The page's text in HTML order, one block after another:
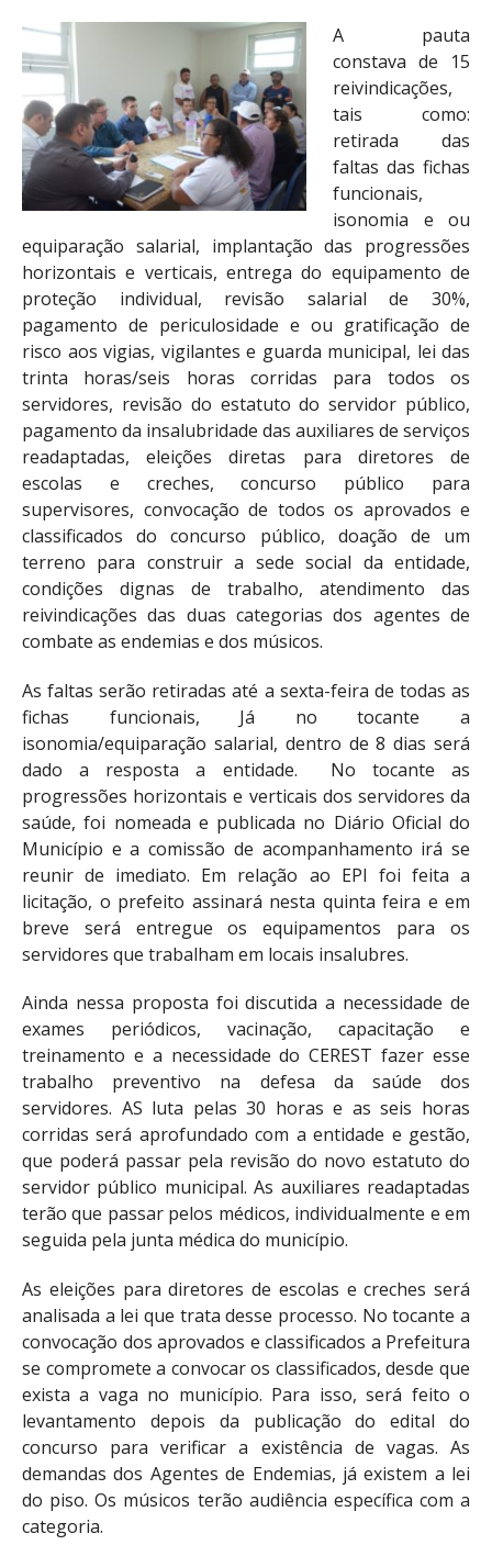
A pauta
constava de 15
reivindicações,
tais como:
retirada das
faltas das fichas
funcionais,
isonomia e ou
equiparação salarial, implantação das progressões
horizontais e verticais, entrega do equipamento de
proteção individual, revisão salarial de 30%,
pagamento de periculosidade e ou gratificação de
risco aos vigias, vigilantes e guarda municipal, lei das
trinta horas/seis horas corridas para todos os
servidores, revisão do estatuto do servidor público,
pagamento da insalubridade das auxiliares de serviços
readaptadas, eleições diretas para diretores de
escolas e creches, concurso público para
supervisores, convocação de todos os aprovados e
classificados do concurso público, doação de um
terreno para construir a sede social da entidade,
condições dignas de trabalho, atendimento das
reivindicações das duas categorias dos agentes de
combate as endemias e dos músicos.
As faltas serão retiradas até a sexta-feira de todas as
fichas funcionais, Já no tocante a
isonomia/equiparação salarial, dentro de 8 dias será
dado a resposta a entidade. No tocante as
progressões horizontais e verticais dos servidores da
saúde, foi nomeada e publicada no Diário Oficial do
Município e a comissão de acompanhamento irá se
reunir de imediato. Em relação ao EPI foi feita a
licitação, o prefeito assinará nesta quinta feira e em
breve será entregue os equipamentos para os
servidores que trabalham em locais insalubres.
Ainda nessa proposta foi discutida a necessidade de
exames periódicos, vacinação, capacitação e
treinamento e a necessidade do CEREST fazer esse
trabalho preventivo na defesa da saúde dos
servidores. AS luta pelas 30 horas e as seis horas
corridas será aprofundado com a entidade e gestão,
que poderá passar pela revisão do novo estatuto do
servidor público municipal. As auxiliares readaptadas
terão que passar pelos médicos, individualmente e em
seguida pela junta médica do município.
As eleições para diretores de escolas e creches será
analisada a lei que trata desse processo. No tocante a
convocação dos aprovados e classificados a Prefeitura
se compromete a convocar os classificados, desde que
exista a vaga no município. Para isso, será feito o
levantamento depois da publicação do edital do
concurso para verificar a existência de vagas. As
demandas dos Agentes de Endemias, já existem a lei
do piso. Os músicos terão audiência específica com a
categoria.